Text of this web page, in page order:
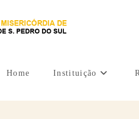
Home Instituição